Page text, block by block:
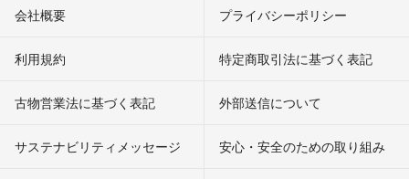
会社概要 プライバシーポリシー
利用規約 特定商取引法に基づく表記
古物営業法に基づく表記 外部送信について
サステナビリティメッセージ 安心・安全のための取り組み